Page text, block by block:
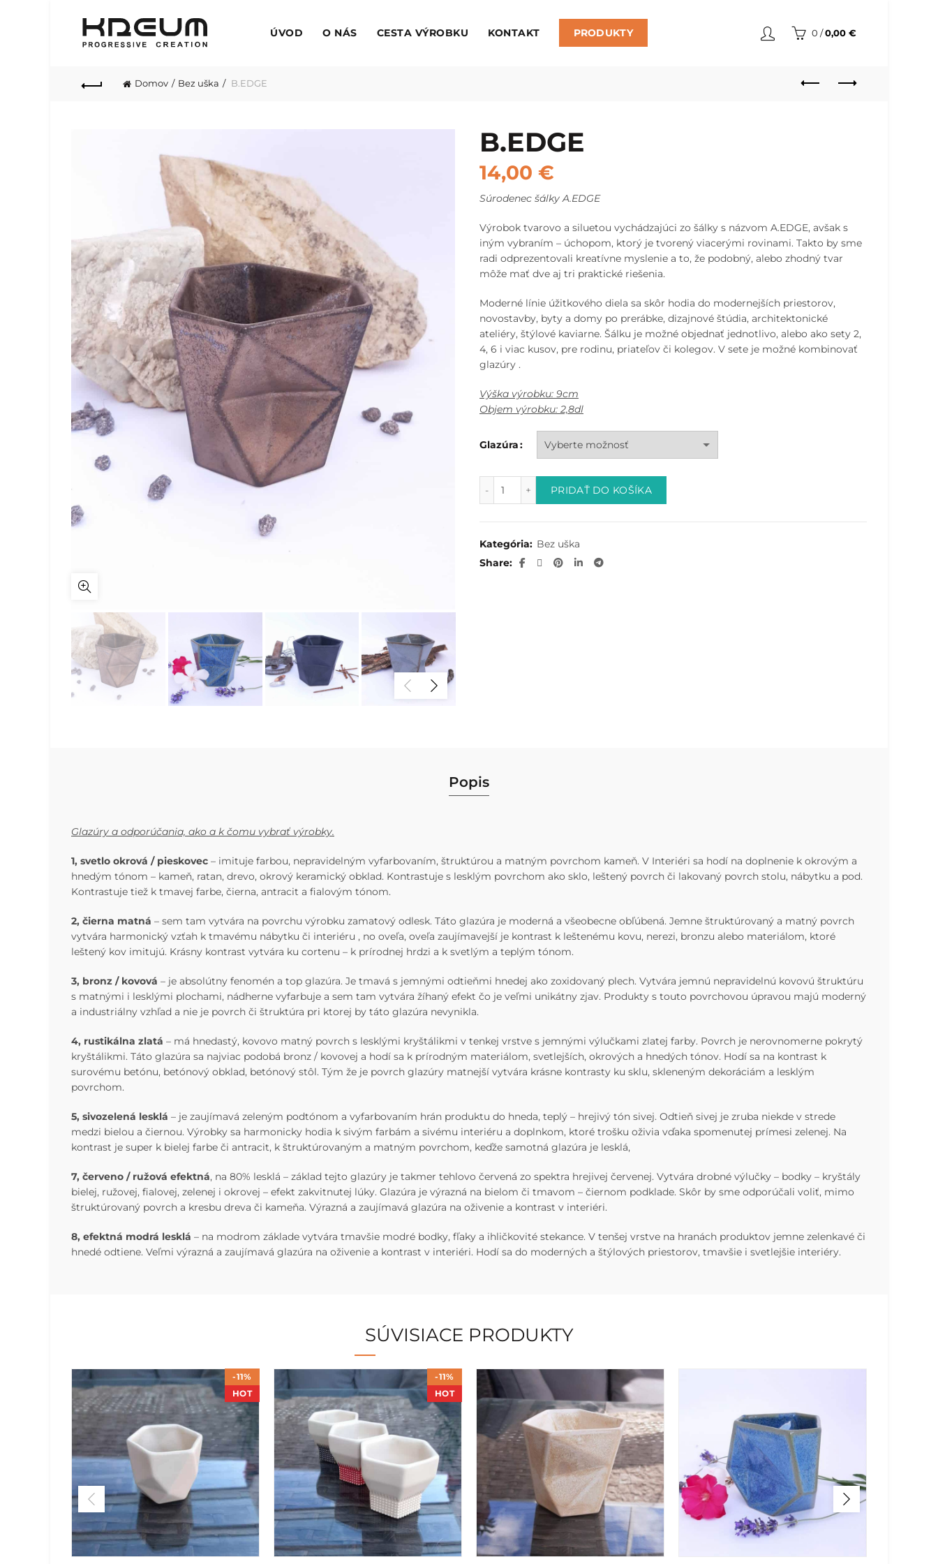
ÚVOD O NÁS CESTA VÝROBKU KONTAKT PRODUKTY 0 /0,00 €
Domov Bez uška B.EDGE
B.EDGE
14,00 €
Súrodenec šálky A.EDGE
Výrobok tvarovo a siluetou vychádzajúci zo šálky s názvom A.EDGE, avšak s
iným vybraním – úchopom, ktorý je tvorený viacerými rovinami. Takto by sme
radi odprezentovali kreatívne myslenie a to, že podobný, alebo zhodný tvar
môže mať dve aj tri praktické riešenia.
Moderné línie úžitkového diela sa skôr hodia do modernejších priestorov,
novostavby, byty a domy po prerábke, dizajnové štúdia, architektonické
ateliéry, štýlové kaviarne. Šálku je možné objednať jednotlivo, alebo ako sety 2,
4, 6 i viac kusov, pre rodinu, priateľov či kolegov. V sete je možné kombinovať
glazúry .
Výška výrobku: 9cm
Objem výrobku: 2,8dl
Glazúra
množstvo B.EDGE
PRIDAŤ DO KOŠÍKA
Kategória: Bez uška
Share
Popis
Glazúry a odporúčania, ako a k čomu vybrať výrobky.
1, svetlo okrová / pieskovec – imituje farbou, nepravidelným vyfarbovaním, štruktúrou a matným povrchom kameň. V Interiéri sa hodí na doplnenie k okrovým a
hnedým tónom – kameň, ratan, drevo, okrový keramický obklad. Kontrastuje s lesklým povrchom ako sklo, leštený povrch či lakovaný povrch stolu, nábytku a pod.
Kontrastuje tiež k tmavej farbe, čierna, antracit a fialovým tónom.
2, čierna matná – sem tam vytvára na povrchu výrobku zamatový odlesk. Táto glazúra je moderná a všeobecne obľúbená. Jemne štruktúrovaný a matný povrch
vytvára harmonický vzťah k tmavému nábytku či interiéru , no oveľa, oveľa zaujímavejší je kontrast k leštenému kovu, nerezi, bronzu alebo materiálom, ktoré
leštený kov imitujú. Krásny kontrast vytvára ku cortenu – k prírodnej hrdzi a k svetlým a teplým tónom.
3, bronz / kovová – je absolútny fenomén a top glazúra. Je tmavá s jemnými odtieňmi hnedej ako zoxidovaný plech. Vytvára jemnú nepravidelnú kovovú štruktúru
s matnými i lesklými plochami, nádherne vyfarbuje a sem tam vytvára žíhaný efekt čo je veľmi unikátny zjav. Produkty s touto povrchovou úpravou majú moderný
a industriálny vzhľad a nie je povrch či štruktúra pri ktorej by táto glazúra nevynikla.
4, rustikálna zlatá – má hnedastý, kovovo matný povrch s lesklými kryštálikmi v tenkej vrstve s jemnými výlučkami zlatej farby. Povrch je nerovnomerne pokrytý
kryštálikmi. Táto glazúra sa najviac podobá bronz / kovovej a hodí sa k prírodným materiálom, svetlejších, okrových a hnedých tónov. Hodí sa na kontrast k
surovému betónu, betónový obklad, betónový stôl. Tým že je povrch glazúry matnejší vytvára krásne kontrasty ku sklu, skleneným dekoráciám a lesklým
povrchom.
5, sivozelená lesklá – je zaujímavá zeleným podtónom a vyfarbovaním hrán produktu do hneda, teplý – hrejivý tón sivej. Odtieň sivej je zruba niekde v strede
medzi bielou a čiernou. Výrobky sa harmonicky hodia k sivým farbám a sivému interiéru a doplnkom, ktoré trošku oživia vďaka spomenutej prímesi zelenej. Na
kontrast je super k bielej farbe či antracit, k štruktúrovaným a matným povrchom, keďže samotná glazúra je lesklá,
7, červeno / ružová efektná, na 80% lesklá – základ tejto glazúry je takmer tehlovo červená zo spektra hrejivej červenej. Vytvára drobné výlučky – bodky – kryštály
bielej, ružovej, fialovej, zelenej i okrovej – efekt zakvitnutej lúky. Glazúra je výrazná na bielom či tmavom – čiernom podklade. Skôr by sme odporúčali voliť, mimo
štruktúrovaný povrch a kresbu dreva či kameňa. Výrazná a zaujímavá glazúra na oživenie a kontrast v interiéri.
8, efektná modrá lesklá – na modrom základe vytvára tmavšie modré bodky, fľaky a ihličkovité stekance. V tenšej vrstve na hranách produktov jemne zelenkavé či
hnedé odtiene. Veľmi výrazná a zaujímavá glazúra na oživenie a kontrast v interiéri. Hodí sa do moderných a štýlových priestorov, tmavšie i svetlejšie interiéry.
SÚVISIACE PRODUKTY
-11%
HOT
-11%
HOT